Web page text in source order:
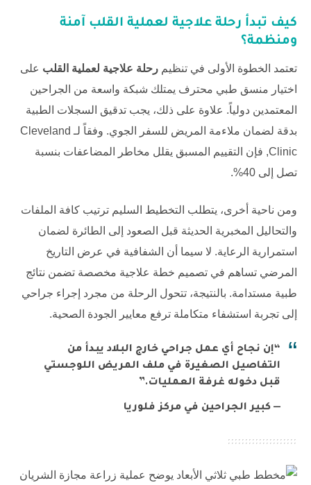
كيف تبدأ رحلة علاجية لعملية القلب آمنة
ومنظمة؟
تعتمد الخطوة الأولى في تنظيم رحلة علاجية لعملية القلب على
اختيار منسق طبي محترف يمتلك شبكة واسعة من الجراحين
المعتمدين دولياً. علاوة على ذلك، يجب تدقيق السجلات الطبية
بدقة لضمان ملاءمة المريض للسفر الجوي. وفقاً لـ Cleveland
Clinic, فإن التقييم المسبق يقلل مخاطر المضاعفات بنسبة
تصل إلى 40%.
ومن ناحية أخرى، يتطلب التخطيط السليم ترتيب كافة الملفات
والتحاليل المخبرية الحديثة قبل الصعود إلى الطائرة لضمان
استمرارية الرعاية. لا سيما أن الشفافية في عرض التاريخ
المرضي تساهم في تصميم خطة علاجية مخصصة تضمن نتائج
طبية مستدامة. بالنتيجة، تتحول الرحلة من مجرد إجراء جراحي
إلى تجربة استشفاء متكاملة ترفع معايير الجودة الصحية.
“إن نجاح أي عمل جراحي خارج البلاد يبدأ من
التفاصيل الصغيرة في ملف المريض اللوجستي
قبل دخوله غرفة العمليات.”
— كبير الجراحين في مركز فلوريا